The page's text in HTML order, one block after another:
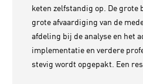
keten zelfstandig op. De grote
grote afvaardiging van de
afdeling bij de analyse en het
implementatie en verdere
stevig wordt opgepakt. Een